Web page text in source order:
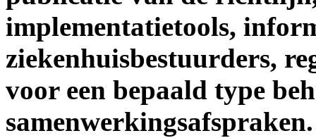
implementatietools,
ziekenhuisbestuurders,
voor een bepaald type
samenwerkingsafspraken.